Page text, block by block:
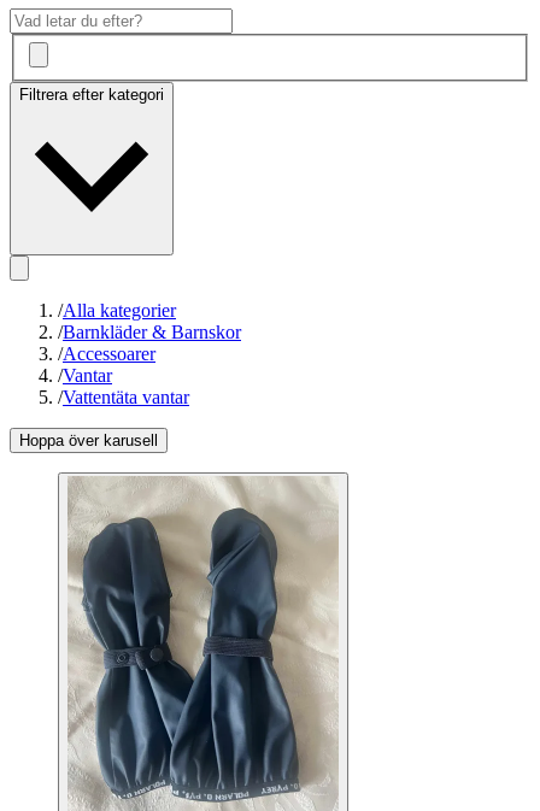
Filtrera efter kategori
/Alla kategorier
/Barnkläder & Barnskor
/Accessoarer
/Vantar
/Vattentäta vantar
Hoppa över karusell